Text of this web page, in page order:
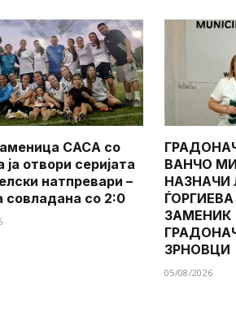
САСА со
ја отвори серијата
натпревари –
совладана со 2:0
ВАНЧО
НАЗНАЧИ
ЗАМЕНИК
ЗРНОВЦИ
05/08/2026